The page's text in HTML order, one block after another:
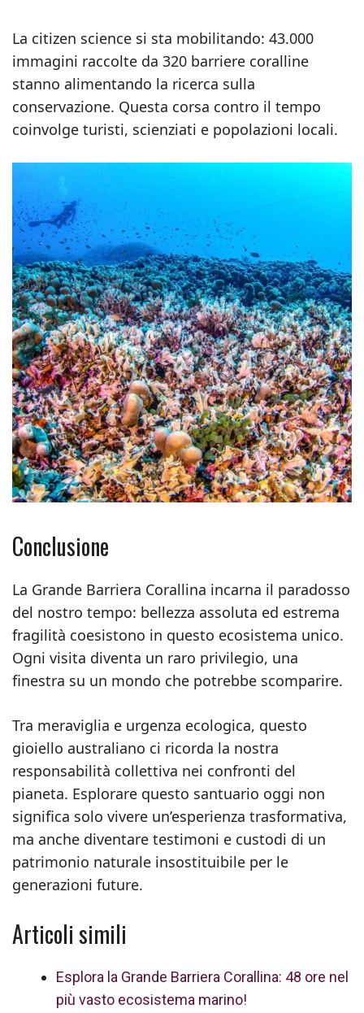
La citizen science si sta mobilitando: 43.000
immagini raccolte da 320 barriere coralline
stanno alimentando la ricerca sulla
conservazione. Questa corsa contro il tempo
coinvolge turisti, scienziati e popolazioni locali.
Conclusione
La Grande Barriera Corallina incarna il paradosso
del nostro tempo: bellezza assoluta ed estrema
fragilità coesistono in questo ecosistema unico.
Ogni visita diventa un raro privilegio, una
finestra su un mondo che potrebbe scomparire.
Tra meraviglia e urgenza ecologica, questo
gioiello australiano ci ricorda la nostra
responsabilità collettiva nei confronti del
pianeta. Esplorare questo santuario oggi non
significa solo vivere un’esperienza trasformativa,
ma anche diventare testimoni e custodi di un
patrimonio naturale insostituibile per le
generazioni future.
Articoli simili
Esplora la Grande Barriera Corallina: 48 ore nel
più vasto ecosistema marino!